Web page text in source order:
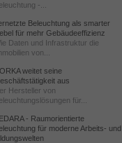
-...
Beleuchtung als smarter
für mehr Gebäudeeffizienz
Daten und Infrastruktur die
von...
weitet seine
aus
Hersteller von
für...
- Raumorientierte
für moderne Arbeits- und